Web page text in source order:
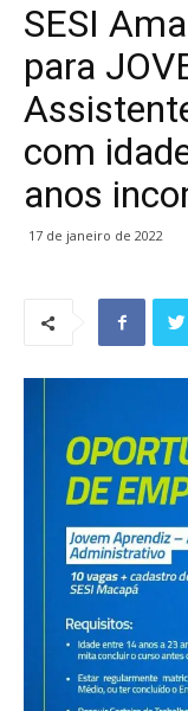
SESI
para
com
anos
17 de janeiro de 2022